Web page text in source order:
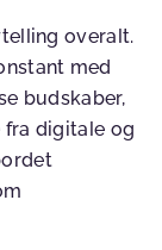
overalt.
med
budskaber,
fra digitale og